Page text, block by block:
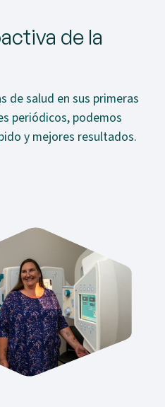
de la
de salud en sus primeras
periódicos, podemos
y mejores resultados.